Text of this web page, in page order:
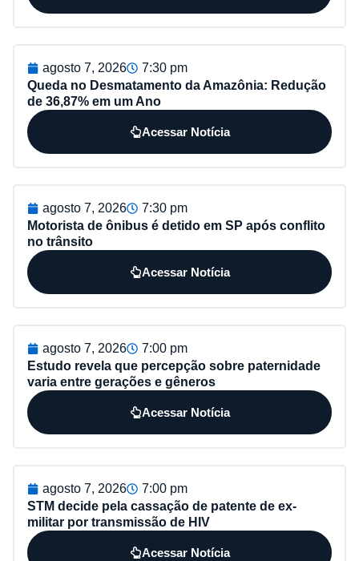
agosto 7, 2026
7:30 pm
Queda no Desmatamento da Amazônia: Redução
de 36,87% em um Ano
Acessar Notícia
agosto 7, 2026
7:30 pm
Motorista de ônibus é detido em SP após conflito
no trânsito
Acessar Notícia
agosto 7, 2026
7:00 pm
Estudo revela que percepção sobre paternidade
varia entre gerações e gêneros
Acessar Notícia
agosto 7, 2026
7:00 pm
STM decide pela cassação de patente de ex-
militar por transmissão de HIV
Acessar Notícia